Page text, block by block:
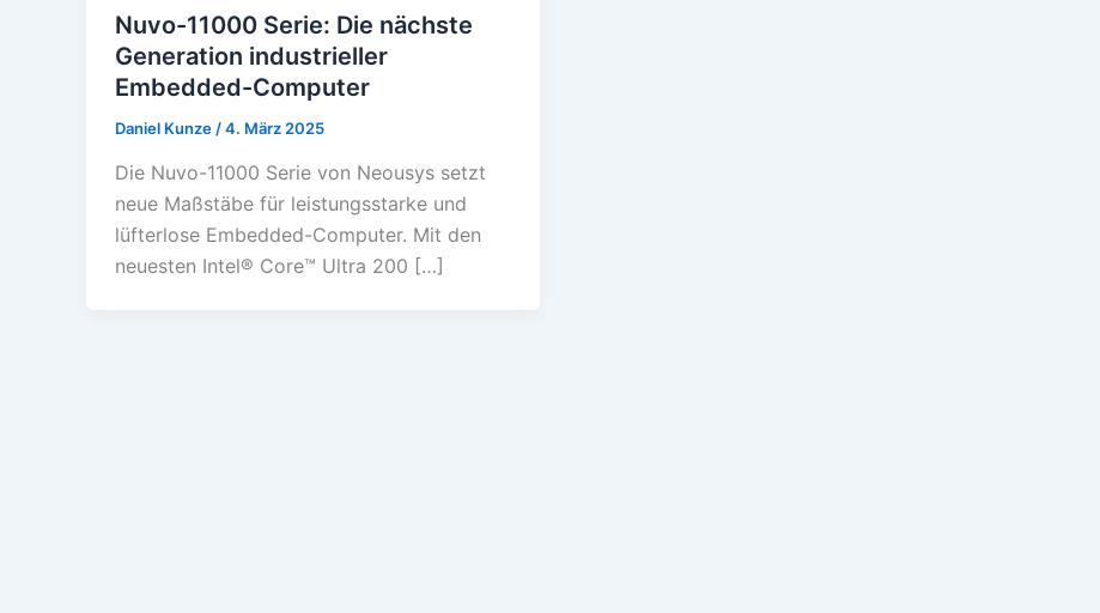
Nuvo-11000 Serie: Die nächste
Generation industrieller
Embedded-Computer
Daniel Kunze /4. März 2025
Die Nuvo-11000 Serie von Neousys setzt
neue Maßstäbe für leistungsstarke und
lüfterlose Embedded-Computer. Mit den
neuesten Intel® Core™ Ultra 200 […]